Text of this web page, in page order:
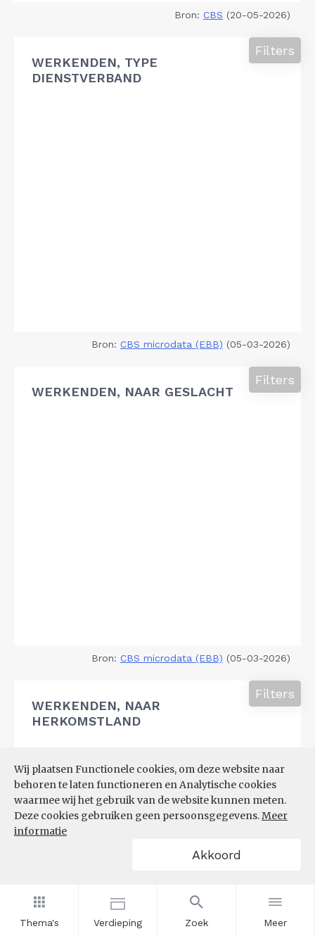
Thema's Verdieping Zoek Meer
Wij plaatsen Functionele cookies, om deze website naar
behoren te laten functioneren en Analytische cookies
waarmee wij het gebruik van de website kunnen meten.
Deze cookies gebruiken geen persoonsgegevens.Meer
informatie
Akkoord
Bron: CBS (20-05-2026)
WERKENDEN, TYPE
DIENSTVERBAND
Filters
Bron: CBS microdata (EBB) (05-03-2026)
WERKENDEN, NAAR GESLACHT
Filters
Bron: CBS microdata (EBB) (05-03-2026)
WERKENDEN, NAAR
HERKOMSTLAND
Filters